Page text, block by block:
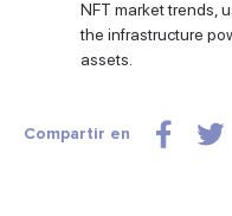
NFT market trends,
the infrastructure
assets.
Compartir en